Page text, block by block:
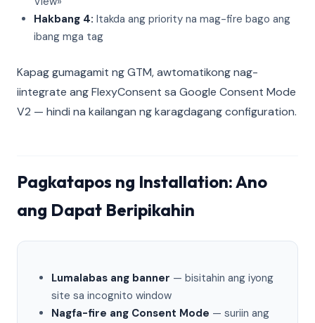
Hakbang 4: Itakda ang priority na mag-fire bago ang
ibang mga tag
Kapag gumagamit ng GTM, awtomatikong nag-
iintegrate ang FlexyConsent sa Google Consent Mode
V2 — hindi na kailangan ng karagdagang configuration.
Pagkatapos ng Installation: Ano
ang Dapat Beripikahin
Lumalabas ang banner — bisitahin ang iyong
site sa incognito window
Nagfa-fire ang Consent Mode — suriin ang